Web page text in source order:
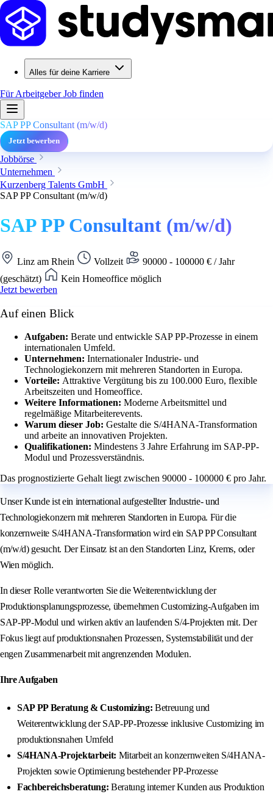
Alles für deine Karriere
Für ArbeitgeberJob finden
SAP PP Consultant (m/w/d)
Jetzt bewerben
Jobbörse
Unternehmen
Kurzenberg Talents GmbH
SAP PP Consultant (m/w/d)
SAP PP Consultant (m/w/d)
Linz am Rhein Vollzeit
90000 - 100000 € / Jahr
(geschätzt)
Kein Homeoffice möglich
Jetzt bewerben
Auf einen Blick
Aufgaben: Berate und entwickle SAP PP-Prozesse in einem
internationalen Umfeld.
Unternehmen: Internationaler Industrie- und
Technologiekonzern mit mehreren Standorten in Europa.
Vorteile: Attraktive Vergütung bis zu 100.000 Euro, flexible
Arbeitszeiten und Homeoffice.
Weitere Informationen: Moderne Arbeitsmittel und
regelmäßige Mitarbeiterevents.
Warum dieser Job: Gestalte die S/4HANA-Transformation
und arbeite an innovativen Projekten.
Qualifikationen: Mindestens 3 Jahre Erfahrung im SAP-PP-
Modul und Prozessverständnis.
Das prognostizierte Gehalt liegt zwischen 90000 - 100000 € pro Jahr.
Unser Kunde ist ein international aufgestellter Industrie- und
Technologiekonzern mit mehreren Standorten in Europa. Für die
konzernweite S/4HANA-Transformation wird ein SAP PP Consultant
(m/w/d) gesucht. Der Einsatz ist an den Standorten Linz, Krems, oder
Wien möglich.
In dieser Rolle verantworten Sie die Weiterentwicklung der
Produktionsplanungsprozesse, übernehmen Customizing-Aufgaben im
SAP-PP-Modul und wirken aktiv an laufenden S/4-Projekten mit. Der
Fokus liegt auf produktionsnahen Prozessen, Systemstabilität und der
engen Zusammenarbeit mit angrenzenden Modulen.
Ihre Aufgaben
SAP PP Beratung & Customizing: Betreuung und
Weiterentwicklung der SAP-PP-Prozesse inklusive Customizing im
produktionsnahen Umfeld
S/4HANA-Projektarbeit: Mitarbeit an konzernweiten S/4HANA-
Projekten sowie Optimierung bestehender PP-Prozesse
Fachbereichsberatung: Beratung interner Kunden aus Produktion